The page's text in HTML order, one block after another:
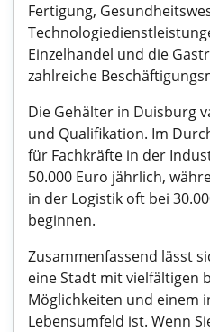
Fertigung,
Einzelhandel und die
zahlreiche
Die Gehälter in Duisburg
und Qualifikation. Im
für Fachkräfte in der
50.000 Euro jährlich,
in der Logistik oft bei
beginnen.
Zusammenfassend lässt
eine Stadt mit vielfältigen
Möglichkeiten und einem
Lebensumfeld ist. Wenn